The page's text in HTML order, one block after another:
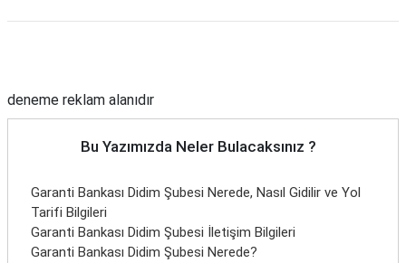
deneme reklam alanıdır
Bu Yazımızda Neler Bulacaksınız ?
Garanti Bankası Didim Şubesi Nerede, Nasıl Gidilir ve Yol
Tarifi Bilgileri
Garanti Bankası Didim Şubesi İletişim Bilgileri
Garanti Bankası Didim Şubesi Nerede?